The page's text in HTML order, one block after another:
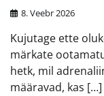
8. Veebr 2026
Kujutage ette
märkate
hetk, mil
määravad, kas […]